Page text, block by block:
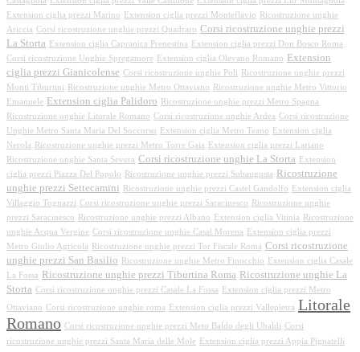
Extension ciglia prezzi Marino
Extension ciglia prezzi Monteflavio
Ricostruzione unghie
Ariccia Corsi ricostruzione unghie prezzi Quadraro Corsi ricostruzione unghie prezzi
La Storta
Extension ciglia Capranica Prenestina
Extension ciglia prezzi Don Bosco Roma
Corsi ricostruzione Unghie Spregamore
Extension ciglia Olevano Romano
Extension
ciglia prezzi Gianicolense Corsi ricostruzione unghie Poli
Ricostruzione unghie prezzi
Monti Tiburtini
Ricostruzione unghie Metro Ottaviano
Ricostruzione unghie Metro Vittorio
Emanuele
Extension ciglia Palidoro
Ricostruzione unghie prezzi Metro Spagna
Ricostruzione unghie Litorale Romano Corsi ricostruzione unghie Ardea Corsi ricostruzione
Unghie Metro Santa Maria Del Soccorso
Extension ciglia Metro Teano
Extension ciglia
Nerola
Ricostruzione unghie prezzi Metro Torre Gaia
Extension ciglia prezzi Lariano
Ricostruzione unghie Santa Severa Corsi ricostruzione unghie La Storta
Extension
ciglia prezzi Piazza Del Popolo
Ricostruzione unghie prezzi Subaugusta
Ricostruzione
unghie prezzi Settecamini
Ricostruzione unghie prezzi Castel Gandolfo
Extension ciglia
Villaggio Tognazzi Corsi ricostruzione unghie prezzi Saracinesco
Ricostruzione unghie
prezzi Saracinesco
Ricostruzione unghie prezzi Albano Extension ciglia Vitinia
Ricostruzione
unghie Acqua Vergine Corsi ricostruzione unghie Casal Morena
Extension ciglia prezzi
Metro Giulio Agricola
Ricostruzione unghie prezzi Tor Fiscale Roma Corsi ricostruzione
unghie prezzi San Basilio
Ricostruzione unghie Metro Finocchio
Extension ciglia Casale
La Fossa
Ricostruzione unghie prezzi Tiburtina Roma Ricostruzione unghie La
Storta Corsi ricostruzione unghie prezzi Casale La Fossa
Extension ciglia prezzi Metro
Ottaviano Corsi ricostruzione unghie roma Extension ciglia prezzi Vallepietra Litorale
Romano Corsi ricostruzione unghie prezzi Meto Baldo degli Ubaldi Corsi
ricostruzione unghie prezzi Santa Maria delle Mole
Extension ciglia prezzi Appia Pignatelli